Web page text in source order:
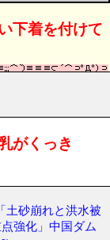
下着を付けて
がくっき
土砂崩れと洪水被
強化」中国ダム